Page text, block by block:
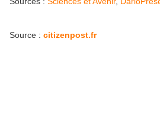
Source : citizenpost.fr